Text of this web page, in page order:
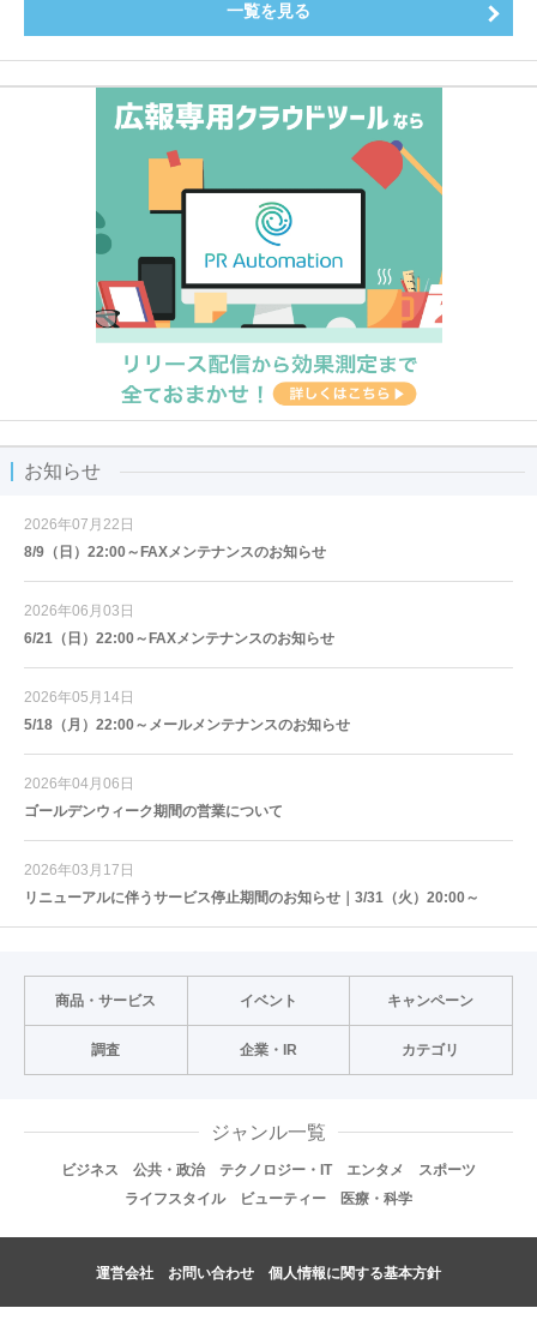
一覧を見る
お知らせ
2026年07月22日
8/9（日）22:00～FAXメンテナンスのお知らせ
2026年06月03日
6/21（日）22:00～FAXメンテナンスのお知らせ
2026年05月14日
5/18（月）22:00～メールメンテナンスのお知らせ
2026年04月06日
ゴールデンウィーク期間の営業について
2026年03月17日
リニューアルに伴うサービス停止期間のお知らせ｜3/31（火）20:00～
商品・サービス イベント キャンペーン
調査 企業・IR カテゴリ
ジャンル一覧
ビジネス 公共・政治 テクノロジー・IT エンタメ
スポーツ
ライフスタイル
ビューティー 医療・科学
運営会社 お問い合わせ 個人情報に関する基本方針